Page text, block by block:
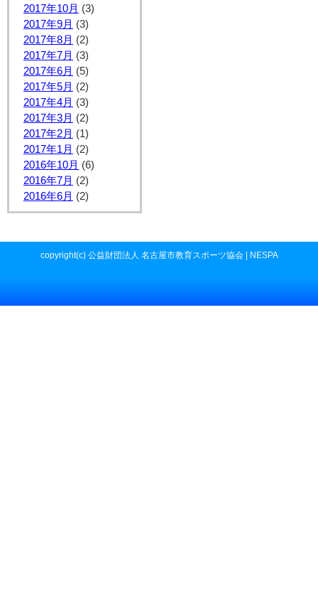
2017年10月 (3)
2017年9月 (3)
2017年8月 (2)
2017年7月 (3)
2017年6月 (5)
2017年5月 (2)
2017年4月 (3)
2017年3月 (2)
2017年2月 (1)
2017年1月 (2)
2016年10月 (6)
2016年7月 (2)
2016年6月 (2)
copyright(c) 公益財団法人 名古屋市教育スポーツ協会 | NESPA